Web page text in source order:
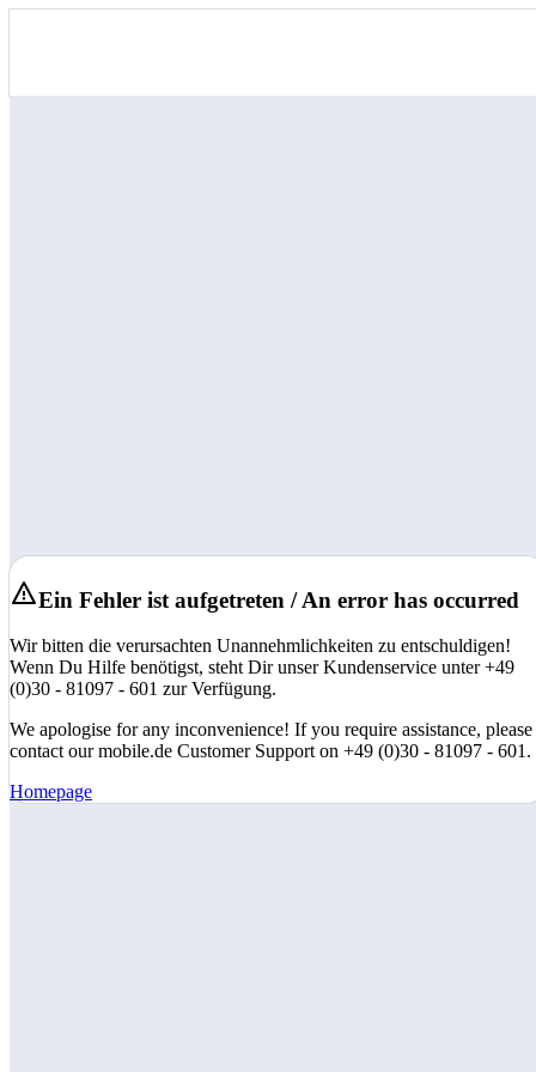
Ein Fehler ist aufgetreten / An error has occurred
Wir bitten die verursachten Unannehmlichkeiten zu entschuldigen!
Wenn Du Hilfe benötigst, steht Dir unser Kundenservice unter +49
(0)30 - 81097 - 601 zur Verfügung.
We apologise for any inconvenience! If you require assistance, please
contact our mobile.de Customer Support on +49 (0)30 - 81097 - 601.
Homepage